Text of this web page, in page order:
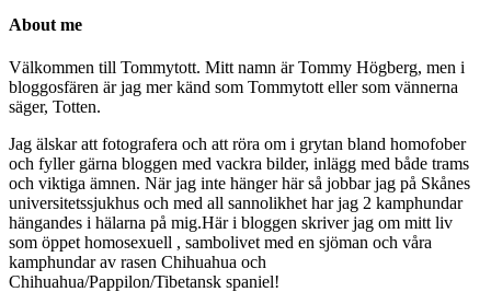
About me
Välkommen till Tommytott. Mitt namn är Tommy Högberg, men i
bloggosfären är jag mer känd som Tommytott eller som vännerna
säger, Totten.
Jag älskar att fotografera och att röra om i grytan bland homofober
och fyller gärna bloggen med vackra bilder, inlägg med både trams
och viktiga ämnen. När jag inte hänger här så jobbar jag på Skånes
universitetssjukhus och med all sannolikhet har jag 2 kamphundar
hängandes i hälarna på mig.Här i bloggen skriver jag om mitt liv
som öppet homosexuell , sambolivet med en sjöman och våra
kamphundar av rasen Chihuahua och
Chihuahua/Pappilon/Tibetansk spaniel!